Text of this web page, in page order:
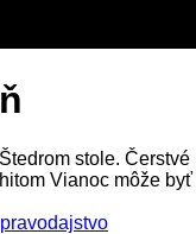
stole. Čerstvé
Vianoc môže byť